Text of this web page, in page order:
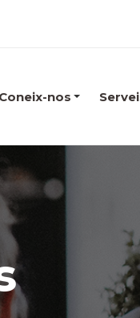
Coneix-nos